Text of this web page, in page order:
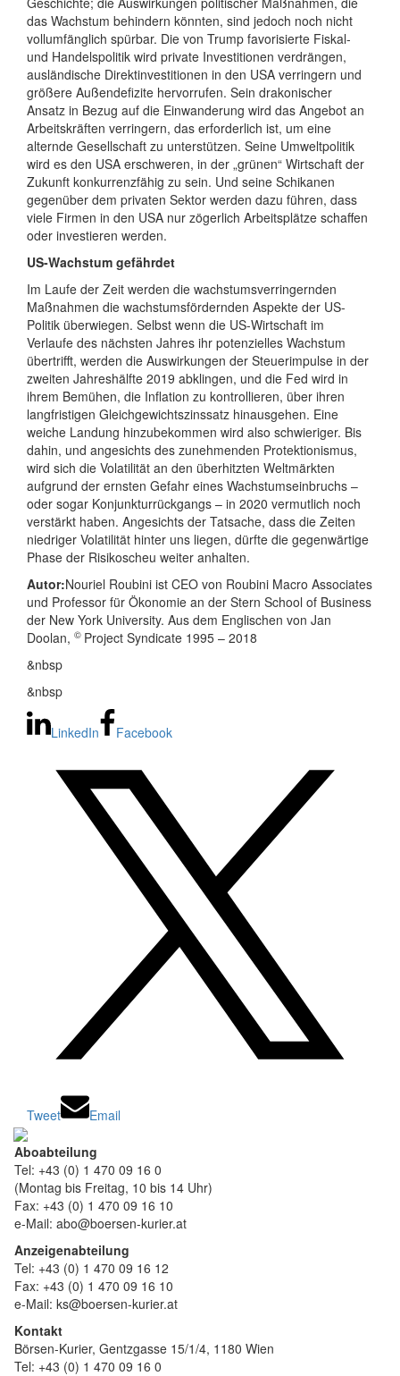
das Wachstum behindern könnten, sind jedoch noch nicht
vollumfänglich spürbar. Die von Trump favorisierte Fiskal-
und Handelspolitik wird private Investitionen verdrängen,
ausländische Direktinvestitionen in den USA verringern und
größere Außendefizite hervorrufen. Sein drakonischer
Ansatz in Bezug auf die Einwanderung wird das Angebot an
Arbeitskräften verringern, das erforderlich ist, um eine
alternde Gesellschaft zu unterstützen. Seine Umweltpolitik
wird es den USA erschweren, in der „grünen“ Wirtschaft der
Zukunft konkurrenzfähig zu sein. Und seine Schikanen
gegenüber dem privaten Sektor werden dazu führen, dass
viele Firmen in den USA nur zögerlich Arbeitsplätze schaffen
oder investieren werden.
US-Wachstum gefährdet
Im Laufe der Zeit werden die wachstumsverringernden
Maßnahmen die wachstumsfördernden Aspekte der US-
Politik überwiegen. Selbst wenn die US-Wirtschaft im
Verlaufe des nächsten Jahres ihr potenzielles Wachstum
übertrifft, werden die Auswirkungen der Steuerimpulse in der
zweiten Jahreshälfte 2019 abklingen, und die Fed wird in
ihrem Bemühen, die Inflation zu kontrollieren, über ihren
langfristigen Gleichgewichtszinssatz hinausgehen. Eine
weiche Landung hinzubekommen wird also schwieriger. Bis
dahin, und angesichts des zunehmenden Protektionismus,
wird sich die Volatilität an den überhitzten Weltmärkten
aufgrund der ernsten Gefahr eines Wachstumseinbruchs –
oder sogar Konjunkturrückgangs – in 2020 vermutlich noch
verstärkt haben. Angesichts der Tatsache, dass die Zeiten
niedriger Volatilität hinter uns liegen, dürfte die gegenwärtige
Phase der Risikoscheu weiter anhalten.
Autor:Nouriel Roubini ist CEO von Roubini Macro Associates
und Professor für Ökonomie an der Stern School of Business
der New York University. Aus dem Englischen von Jan
Doolan, © Project Syndicate 1995 – 2018
&nbsp
&nbsp
LinkedIn Facebook
Tweet Email
Aboabteilung
Tel: +43 (0) 1 470 09 16 0
(Montag bis Freitag, 10 bis 14 Uhr)
Fax: +43 (0) 1 470 09 16 10
e-Mail: abo@boersen-kurier.at
Anzeigenabteilung
Tel: +43 (0) 1 470 09 16 12
Fax: +43 (0) 1 470 09 16 10
e-Mail: ks@boersen-kurier.at
Kontakt
Börsen-Kurier, Gentzgasse 15/1/4, 1180 Wien
Tel: +43 (0) 1 470 09 16 0